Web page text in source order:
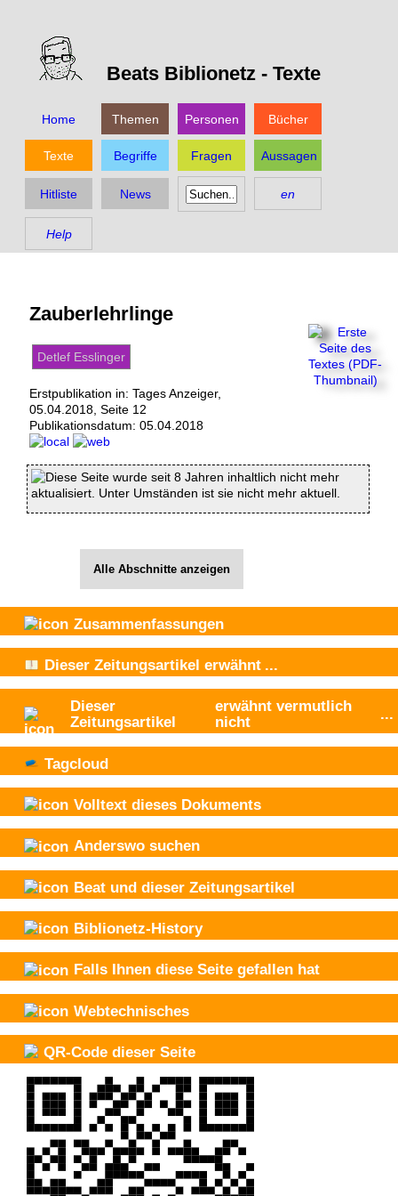
Beats Biblionetz - Texte
Home Themen Personen Bücher
Texte Begriffe Fragen Aussagen
Hitliste News en
Help
Zauberlehrlinge
Detlef Esslinger
Erstpublikation in: Tages Anzeiger,
05.04.2018, Seite 12
Publikationsdatum: 05.04.2018
Diese Seite wurde seit 8 Jahren inhaltlich nicht mehr
aktualisiert. Unter Umständen ist sie nicht mehr aktuell.
Alle Abschnitte anzeigen
Zusammenfassungen
Dieser Zeitungsartikel erwähnt ...
Dieser
Zeitungsartikel
erwähnt vermutlich
nicht
...
Tagcloud
Volltext dieses Dokuments
Anderswo suchen
Beat und dieser Zeitungsartikel
Biblionetz-History
Falls Ihnen diese Seite gefallen hat
Webtechnisches
QR-Code dieser Seite